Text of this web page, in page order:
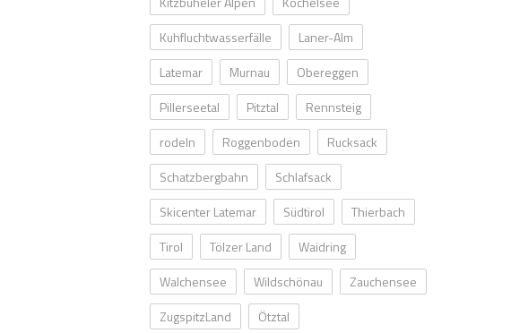
Kuhfluchtwasserfälle
Laner-Alm
Latemar
Murnau
Obereggen
Pillerseetal
Pitztal
Rennsteig
rodeln
Roggenboden
Rucksack
Schatzbergbahn
Schlafsack
Skicenter Latemar
Südtirol
Thierbach
Tirol
Tölzer Land
Waidring
Walchensee
Wildschönau
Zauchensee
ZugspitzLand
Ötztal